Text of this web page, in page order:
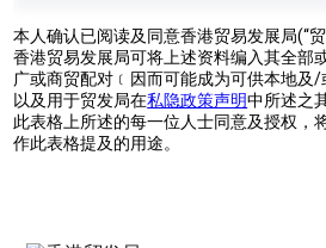
本人确认已阅读及同意香港贸易发展局(“
香港贸易发展局可将上述资料编入其全部
广或商贸配对﹝因而可能成为可供本地及/
以及用于贸发局在私隐政策声明中所述之
此表格上所述的每一位人士同意及授权，
作此表格提及的用途。